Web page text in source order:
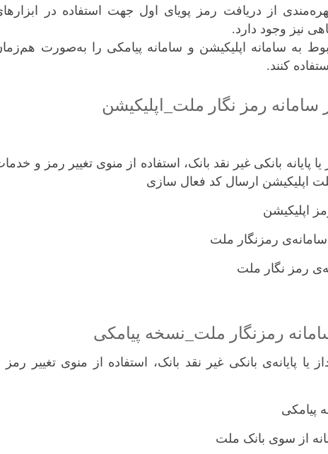
از دریافت رمز پویای اول جهت استفاده در
نیز وجود دارد.
به سامانه‌ اپلیکیشن و سامانه‌ پیامکی را به‌صورت
کنند.
رمز نگار ملت_اپلیکیشن
پایانه‌ بانکی غیر نقد بانک، استفاده از منوی تغییر رمز و
اپلیکیشن ارسال کد فعال سازی
رمزنگار ملت_نسخه‌ پیامکی
یا پایانه‌ی بانکی غیر نقد بانک، استفاده از منوی تغییر رمز